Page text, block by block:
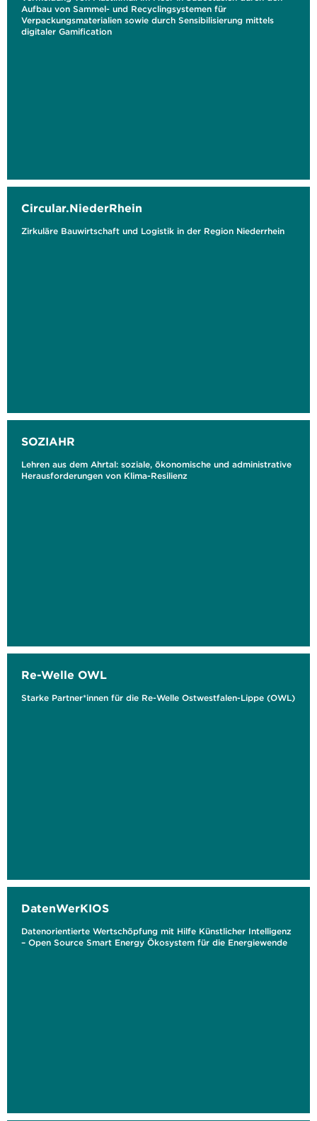
Aufbau von Sammel- und Recyclingsystemen für
Verpackungsmaterialien sowie durch Sensibilisierung mittels
digitaler Gamification
Circular.NiederRhein
Zirkuläre Bauwirtschaft und Logistik in der Region Niederrhein
SOZIAHR
Lehren aus dem Ahrtal: soziale, ökonomische und administrative
Herausforderungen von Klima-Resilienz
Re-Welle OWL
Starke Partner*innen für die Re-Welle Ostwestfalen-Lippe (OWL)
DatenWerKIOS
Datenorientierte Wertschöpfung mit Hilfe Künstlicher Intelligenz
– Open Source Smart Energy Ökosystem für die Energiewende